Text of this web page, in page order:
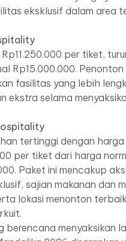
eksklusif dalam area
per tiket,
Rp15.000.000. Penonton
fasilitas yang lebih
ekstra selama
tertinggi dengan harga
per tiket dari harga
Paket ini mencakup
sajian makanan dan
lokasi menonton
berencana menyaksikan